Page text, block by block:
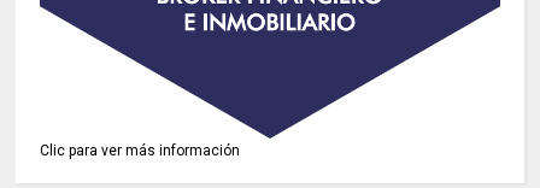
Clic para ver más información